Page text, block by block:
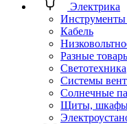
Электрика
Кабель
Разные
Светотехника
Системы
Солнечные
Щиты,